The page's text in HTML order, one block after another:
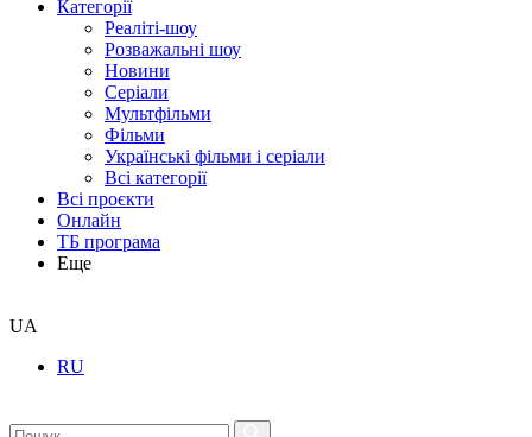
Категорії
Реаліті-шоу
Розважальні шоу
Новини
Серіали
Мультфільми
Фільми
Українські фільми і серіали
Всі категорії
Всі проєкти
Онлайн
ТБ програма
Еще
UA
RU